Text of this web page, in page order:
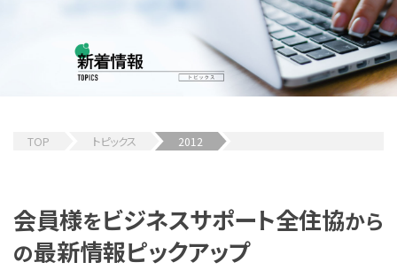
TOP トピックス 2012
会員様をビジネスサポート全住協から
の最新情報ピックアップ